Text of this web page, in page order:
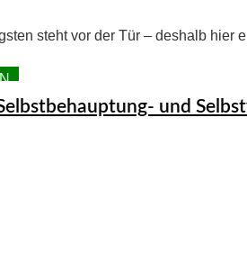
steht vor der Tür – deshalb
und